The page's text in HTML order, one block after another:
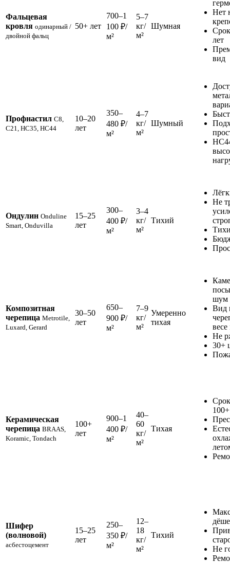
Фальцевая
кровля одинарный /
двойной фальц
50+ лет
700–1
100 ₽/
м²
5–7
кг/
м²
Шумная
Нет
лет
вид
Профнастил С8,
С21, НС35, НС44
10–20
лет
350–
480 ₽/
м²
4–7
кг/
м²
Шумный
Ондулин Onduline
Smart, Onduvilla
15–25
лет
300–
400 ₽/
м²
3–4
кг/
м²
Тихий
Не
Композитная
черепица Metrotile,
Luxard, Gerard
30–50
лет
650–
900 ₽/
м²
7–9
кг/
м²
Умеренно
тихая
шум
Вид
весе
Не
30+
Керамическая
черепица BRAAS,
Koramic, Tondach
100+
лет
900–1
400 ₽/
м²
40–
60
кг/
м²
Тихая
Шифер
(волновой)
асбестоцемент
15–25
лет
250–
350 ₽/
м²
12–
18
кг/
м²
Тихий
Не